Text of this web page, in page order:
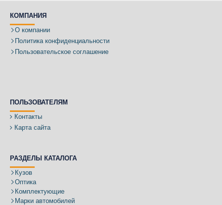
КОМПАНИЯ
О компании
Политика конфиденциальности
Пользовательское соглашение
ПОЛЬЗОВАТЕЛЯМ
Контакты
Карта сайта
РАЗДЕЛЫ КАТАЛОГА
Кузов
Оптика
Комплектующие
Марки автомобилей